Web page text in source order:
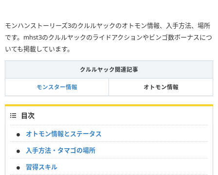
モンハンストーリーズ3のクルルヤックのオトモン情報、入手方法、場所
です。mhst3のクルルヤックのライドアクションやビンゴ数ボーナスにつ
いても掲載しています。
クルルヤック関連記事
モンスター情報 オトモン情報
目次
オトモン情報とステータス
入手方法・タマゴの場所
習得スキル